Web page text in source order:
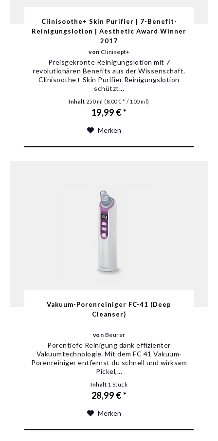
Clinisoothe+ Skin Purifier | 7-Benefit-
Reinigungslotion | Aesthetic Award Winner
2017
vonClinisept+
Preisgekrönte Reinigungslotion mit 7
revolutionären Benefits aus der Wissenschaft.
Clinisoothe+ Skin Purifier Reinigungslotion
schützt...
Inhalt 250 ml (8,00 € * / 100 ml)
19,99 € *
Merken
Vakuum-Porenreiniger FC-41 (Deep
Cleanser)
von Beurer
Porentiefe Reinigung dank effizienter
Vakuumtechnologie. Mit dem FC 41 Vakuum-
Porenreiniger entfernst du schnell und wirksam
Pickel,...
Inhalt 1 Stück
28,99 € *
Merken